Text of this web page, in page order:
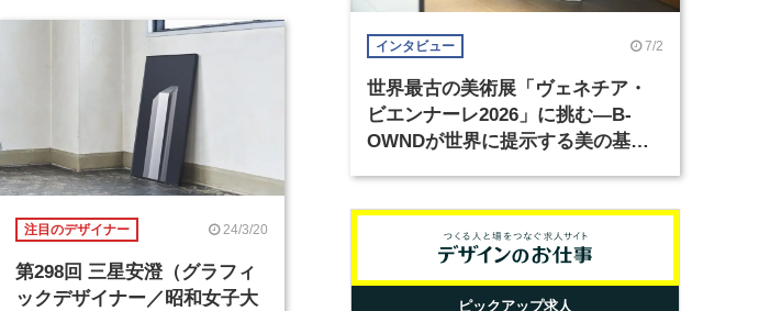
注目のデザイナー 24/3/20
第298回 三星安澄（グラフィ
ックデザイナー／昭和女子大
インタビュー 7/2
世界最古の美術展「ヴェネチア・
ビエンナーレ2026」に挑む―B-
OWNDが世界に提示する美の基準
ピックアップ求人